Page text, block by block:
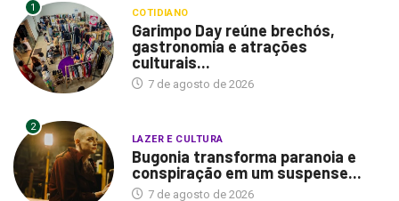
1 COTIDIANO
Garimpo Day reúne brechós,
gastronomia e atrações
culturais...
7 de agosto de 2026
2
LAZER E CULTURA
Bugonia transforma paranoia e
conspiração em um suspense...
7 de agosto de 2026